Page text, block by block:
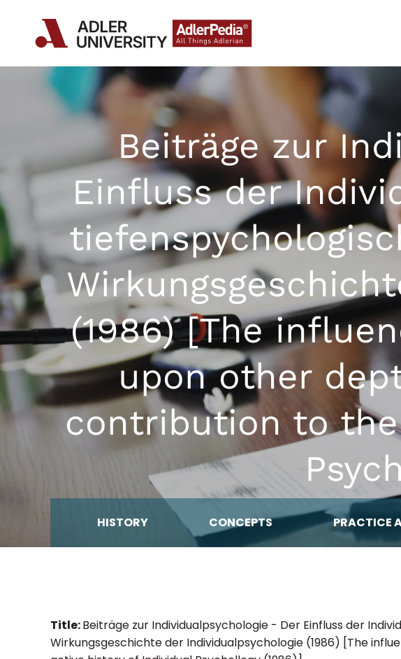
Beiträge zur
Einfluss der
(1986) [The
upon other
contribution to
HISTORY CONCEPTS PRACTICE
Title:Beiträge zur Individualpsychologie - Der Einfluss der
Wirkungsgeschichte der Individualpsychologie (1986) [The